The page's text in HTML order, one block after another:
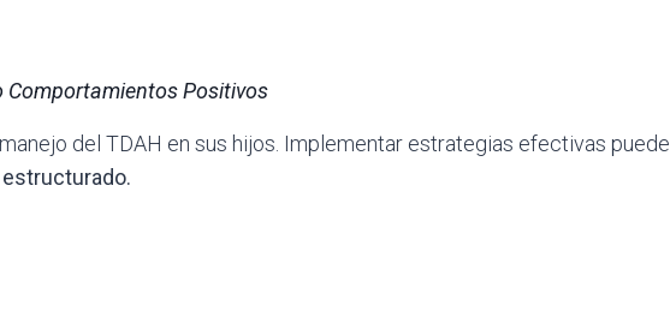
Comportamientos Positivos
del TDAH en sus hijos. Implementar estrategias efectivas puede